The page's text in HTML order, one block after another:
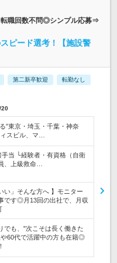
転職回数不問◎シンプル応募⇒
ピード選考！【施設警
第二新卒歓迎 転勤なし
20
”東京・埼玉・千葉・神奈
スビル、マ…
手当 └経験者・有資格（自衛
、上級救命…
い」そんな方へ 】モニター
です◎月13回の出社で、月収
でも、"次こそは長く働きた
60代で活躍中の方も在籍◎